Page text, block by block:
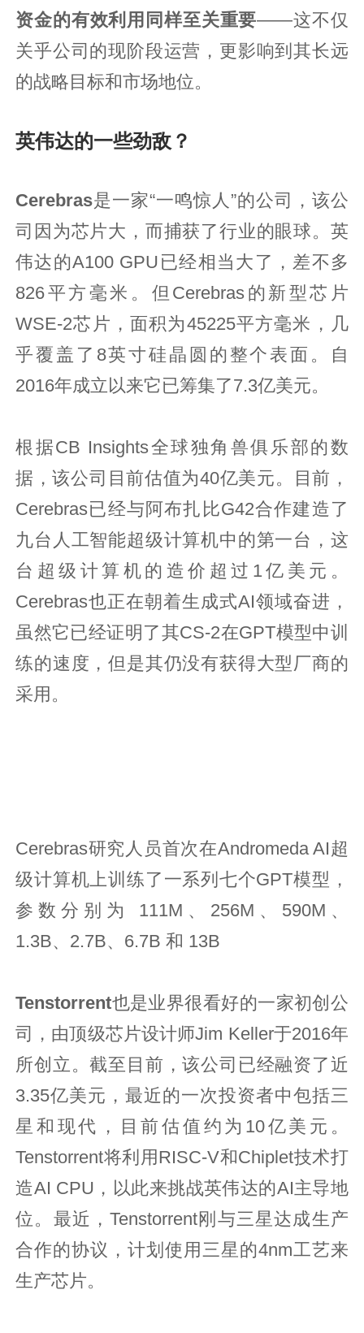
资金的有效利用同样至关重要——这不仅
关乎公司的现阶段运营，更影响到其长远
的战略目标和市场地位。
英伟达的一些劲敌？
Cerebras是一家“一鸣惊人”的公司，该公
司因为芯片大，而捕获了行业的眼球。英
伟达的A100 GPU已经相当大了，差不多
826平方毫米。但Cerebras的新型芯片
WSE-2芯片，面积为45225平方毫米，几
乎覆盖了8英寸硅晶圆的整个表面。自
2016年成立以来它已筹集了7.3亿美元。
根据CB Insights全球独角兽俱乐部的数
据，该公司目前估值为40亿美元。目前，
Cerebras已经与阿布扎比G42合作建造了
九台人工智能超级计算机中的第一台，这
台超级计算机的造价超过1亿美元。
Cerebras也正在朝着生成式AI领域奋进，
虽然它已经证明了其CS-2在GPT模型中训
练的速度，但是其仍没有获得大型厂商的
采用。
Cerebras研究人员首次在Andromeda AI超
级计算机上训练了一系列七个GPT模型，
参数分别为 111M、256M、590M、
1.3B、2.7B、6.7B 和 13B
Tenstorrent也是业界很看好的一家初创公
司，由顶级芯片设计师Jim Keller于2016年
所创立。截至目前，该公司已经融资了近
3.35亿美元，最近的一次投资者中包括三
星和现代，目前估值约为10亿美元。
Tenstorrent将利用RISC-V和Chiplet技术打
造AI CPU，以此来挑战英伟达的AI主导地
位。最近，Tenstorrent刚与三星达成生产
合作的协议，计划使用三星的4nm工艺来
生产芯片。